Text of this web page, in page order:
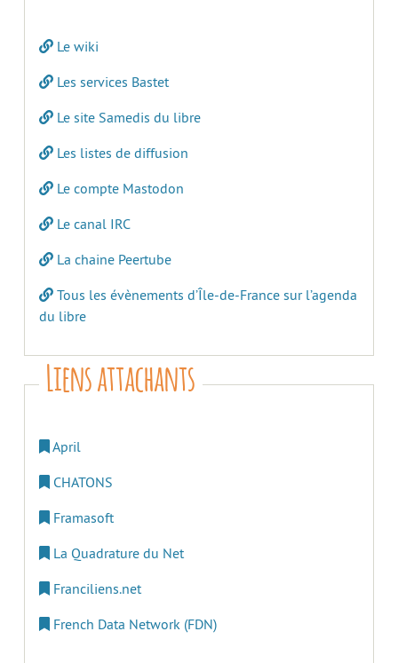
Le wiki
Les services Bastet
Le site Samedis du libre
Les listes de diffusion
Le compte Mastodon
Le canal IRC
La chaine Peertube
Tous les évènements d’Île-de-France sur l’agenda
du libre
Liens attachants
April
CHATONS
Framasoft
La Quadrature du Net
Franciliens.net
French Data Network (FDN)